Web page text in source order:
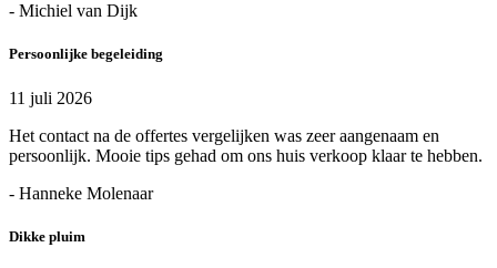
- Michiel van Dijk
Persoonlijke begeleiding
11 juli 2026
Het contact na de offertes vergelijken was zeer aangenaam en
persoonlijk. Mooie tips gehad om ons huis verkoop klaar te hebben.
- Hanneke Molenaar
Dikke pluim